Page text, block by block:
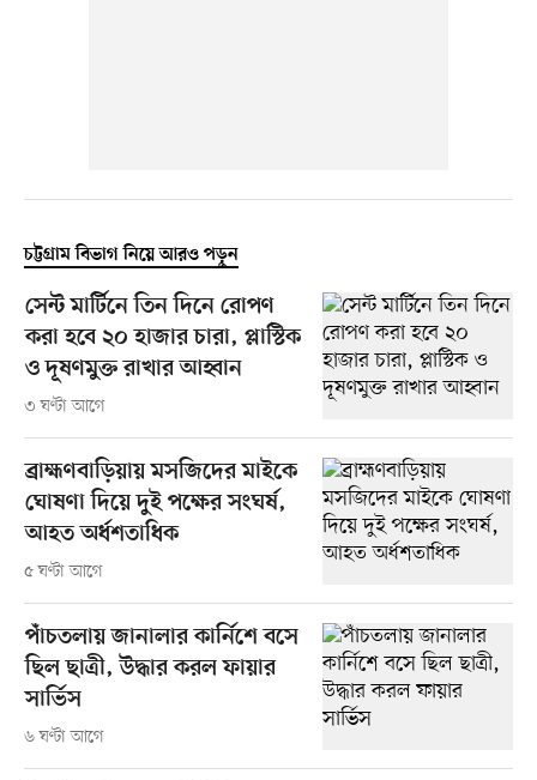
চট্টগ্রাম বিভাগ নিয়ে আরও পড়ুন
সেন্ট মার্টিনে তিন দিনে রোপণ
করা হবে ২০ হাজার চারা, প্লাস্টিক
ও দূষণমুক্ত রাখার আহ্বান
৩ ঘণ্টা আগে
ব্রাহ্মণবাড়িয়ায় মসজিদের মাইকে
ঘোষণা দিয়ে দুই পক্ষের সংঘর্ষ,
আহত অর্ধশতাধিক
৫ ঘণ্টা আগে
পাঁচতলায় জানালার কার্নিশে বসে
ছিল ছাত্রী, উদ্ধার করল ফায়ার
সার্ভিস
৬ ঘণ্টা আগে